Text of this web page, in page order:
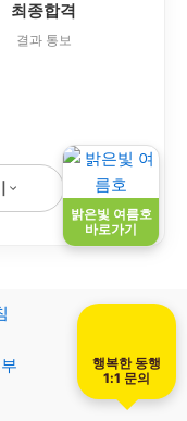
밝은빛 여름호
바로가기
최종합격
결과 통보
행복한 동행
1:1 문의